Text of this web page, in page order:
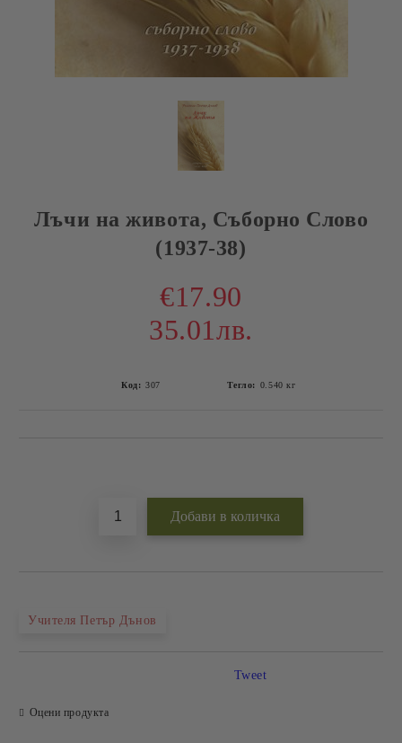
Лъчи на живота, Съборно Слово
(1937-38)
€17.90
35.01лв.
Код: 307 Тегло: 0.540 кг
Учителя Петър Дънов
Оцени продукта
Tweet